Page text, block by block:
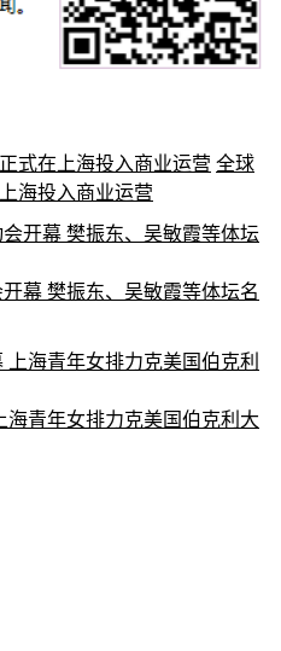
全球
海投入商业运营
开幕 樊振东、吴敏霞等体坛名
海青年女排力克美国伯克利大